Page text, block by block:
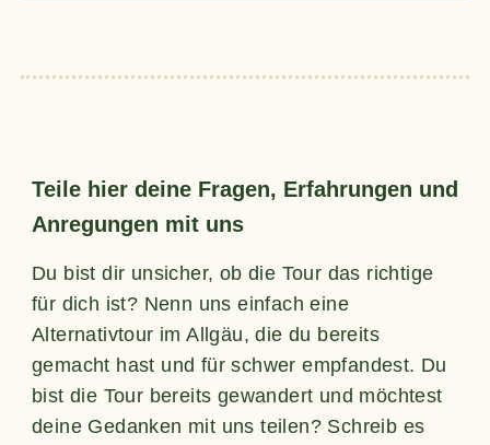
Teile hier deine Fragen, Erfahrungen und
Anregungen mit uns
Du bist dir unsicher, ob die Tour das richtige
für dich ist? Nenn uns einfach eine
Alternativtour im Allgäu, die du bereits
gemacht hast und für schwer empfandest. Du
bist die Tour bereits gewandert und möchtest
deine Gedanken mit uns teilen? Schreib es